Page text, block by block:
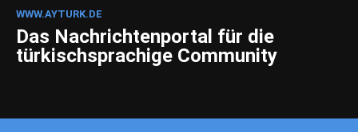
WWW.AYTURK.DE
Das Nachrichtenportal für die
türkischsprachige Community